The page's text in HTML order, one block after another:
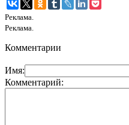
Реклама.
Реклама.
Комментарии
Имя:
Комментарий: